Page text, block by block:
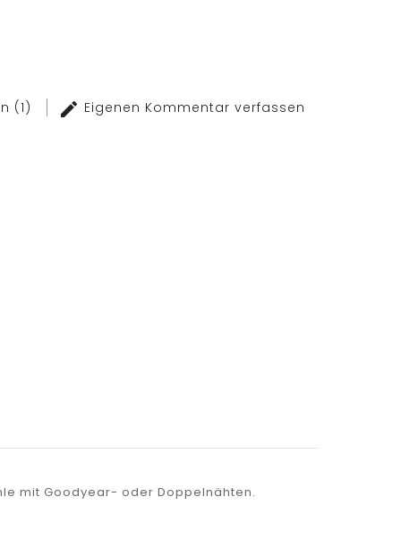
(1) Eigenen Kommentar verfassen
mit Goodyear- oder Doppelnähten.